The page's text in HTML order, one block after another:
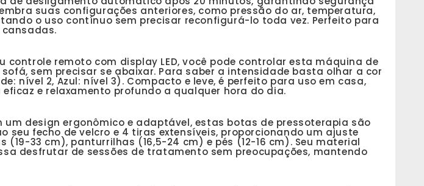
suas configurações anteriores, como pressão do ar, temperatura,
o uso contínuo sem precisar reconfigurá-lo toda vez. Perfeito para
controle remoto com display LED, você pode controlar esta máquina de
sem precisar se abaixar. Para saber a intensidade basta olhar a cor
nível 2, Azul: nível 3). Compacto e leve, é perfeito para uso em casa,
e relaxamento profundo a qualquer hora do dia.
um design ergonômico e adaptável, estas botas de pressoterapia são
seu fecho de velcro e 4 tiras extensíveis, proporcionando um ajuste
(19-33 cm), panturrilhas (16,5-24 cm) e pés (12-16 cm). Seu material
desfrutar de sessões de tratamento sem preocupações, mantendo